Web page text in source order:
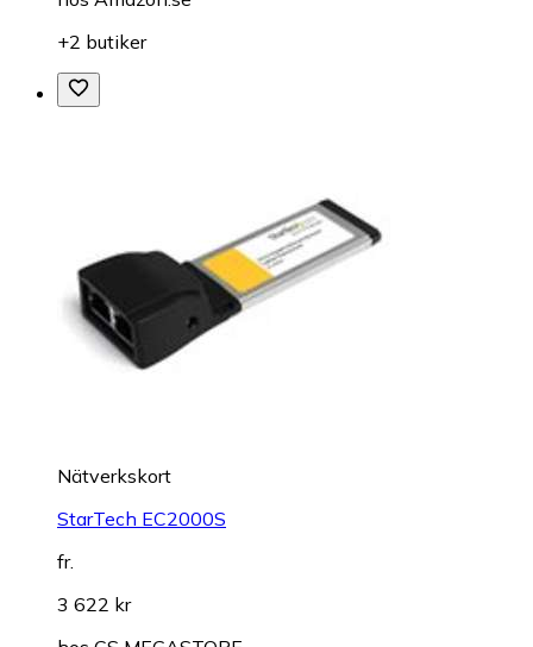
+2 butiker
Nätverkskort
StarTech EC2000S
fr.
3 622 kr